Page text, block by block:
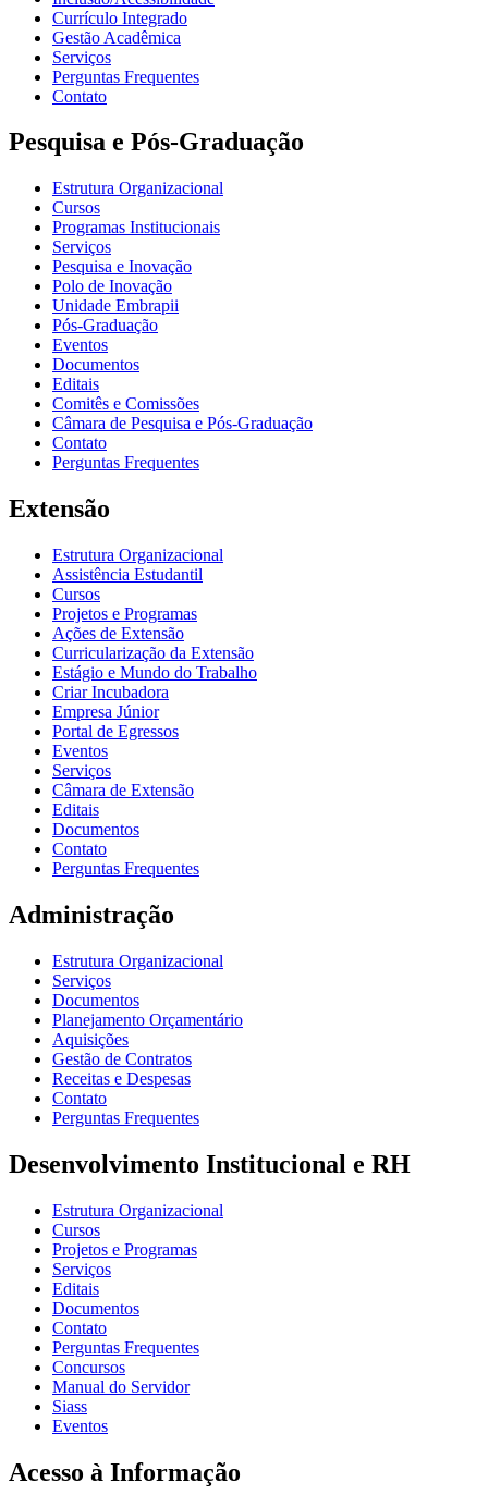
Currículo Integrado
Gestão Acadêmica
Serviços
Perguntas Frequentes
Contato
Pesquisa e Pós-Graduação
Estrutura Organizacional
Cursos
Programas Institucionais
Serviços
Pesquisa e Inovação
Polo de Inovação
Unidade Embrapii
Pós-Graduação
Eventos
Documentos
Editais
Comitês e Comissões
Câmara de Pesquisa e Pós-Graduação
Contato
Perguntas Frequentes
Extensão
Estrutura Organizacional
Assistência Estudantil
Cursos
Projetos e Programas
Ações de Extensão
Curricularização da Extensão
Estágio e Mundo do Trabalho
Criar Incubadora
Empresa Júnior
Portal de Egressos
Eventos
Serviços
Câmara de Extensão
Editais
Documentos
Contato
Perguntas Frequentes
Administração
Estrutura Organizacional
Serviços
Documentos
Planejamento Orçamentário
Aquisições
Gestão de Contratos
Receitas e Despesas
Contato
Perguntas Frequentes
Desenvolvimento Institucional e RH
Estrutura Organizacional
Cursos
Projetos e Programas
Serviços
Editais
Documentos
Contato
Perguntas Frequentes
Concursos
Manual do Servidor
Siass
Eventos
Acesso à Informação